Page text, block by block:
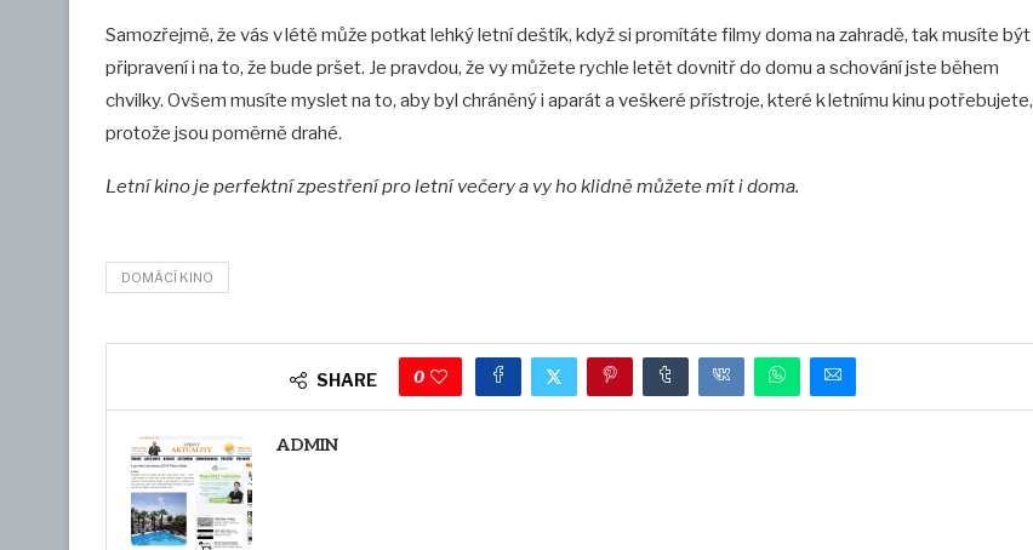
Samozřejmě, že vás v létě může potkat lehký letní deštík, když si promítáte filmy doma na zahradě, tak musíte být
připravení i na to, že bude pršet. Je pravdou, že vy můžete rychle letět dovnitř do domu a schování jste během
chvilky. Ovšem musíte myslet na to, aby byl chráněný i aparát a veškeré přístroje, které k letnímu kinu potřebujete,
protože jsou poměrně drahé.
Letní kino je perfektní zpestření pro letní večery a vy ho klidně můžete mít i doma.
DOMÁCÍ KINO
SHARE 0
ADMIN